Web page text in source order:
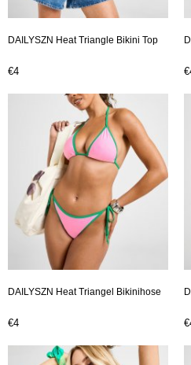
DAILYSZN Heat Triangle Bikini Top
€4
DAILYSZN Heat Triangel Bikinihose
€4